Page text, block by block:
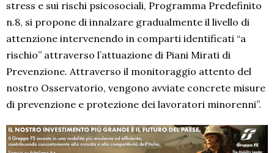
stress e sui rischi psicosociali, Programma Predefinito
n.8, si propone di innalzare gradualmente il livello di
attenzione intervenendo in comparti identificati “a
rischio” attraverso l’attuazione di Piani Mirati di
Prevenzione. Attraverso il monitoraggio attento del
nostro Osservatorio, vengono avviate concrete misure
di prevenzione e protezione dei lavoratori minorenni”.